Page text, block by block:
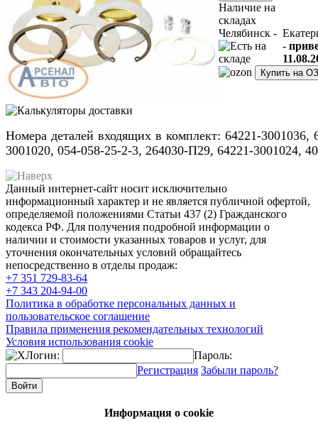
Наличие на
складах
Челябинск -
-
Купить на
Номера деталей входящих в комплект: 64221-3001036,
3001020, 054-058-25-2-3, 264030-П29, 64221-3001024,
Данный интернет-сайт носит исключительно
информационный характер и не является публичной офертой,
определяемой положениями Статьи 437 (2) Гражданского
кодекса РФ. Для получения подробной информации о
наличии и стоимости указанных товаров и услуг, для
уточнения окончательных условий обращайтесь
непосредственно в отделы продаж:
+7 351 729-83-64
+7 343 204-94-00
Политика в обработке персональных данных и
пользовательское соглашение
Правила применения рекомендательных технологий
Условия использования cookie
Логин:
Пароль:
Регистрация Забыли пароль?
Информация о cookie